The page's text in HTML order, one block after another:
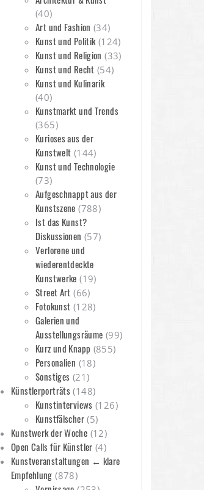
(40)
Art und Fashion (34)
Kunst und Politik(124)
Kunst und Religion (33)
Kunst und Recht (54)
Kunst und Kulinarik
(40)
Kunstmarkt und Trends
(365)
Kurioses aus der
Kunstwelt (144)
Kunst und Technologie
(73)
Aufgeschnappt aus der
Kunstszene (788)
Ist das Kunst?
Diskussionen (57)
Verlorene und
wiederentdeckte
Kunstwerke (19)
Street Art (66)
Fotokunst (128)
Galerien und
Ausstellungsräume (99)
Kurz und Knapp (855)
Personalien (18)
Sonstiges (21)
Künstlerporträts (148)
Kunstinterviews (126)
Kunstfälscher(5)
Kunstwerk der Woche (12)
Open Calls für Künstler (4)
Kunstveranstaltungen ← klare
Empfehlung (878)